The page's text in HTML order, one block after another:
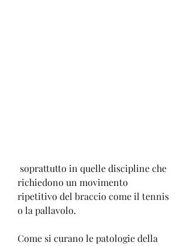
richiedono un movimento
ripetitivo del braccio come il tennis
o la pallavolo.
Come si curano le patologie della